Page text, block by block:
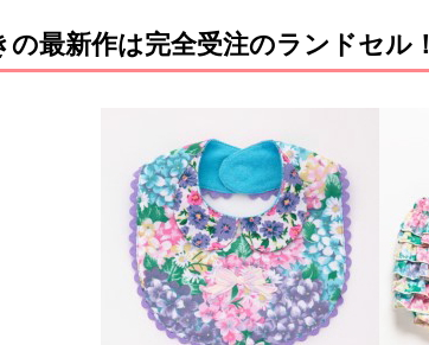
の最新作は完全受注のランドセル！